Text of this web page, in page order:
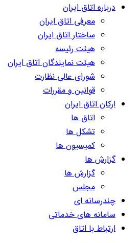
درباره اتاق ایران
معرفی اتاق ایران
ساختار اتاق ایران
هیئت رئیسه
هیئت نمایندگان اتاق ایران
شورای عالی نظارت
قوانین و مقررات
ارکان اتاق ایران
اتاق ها
تشکل ها
کمیسیون ها
گزارش ها
گزارش ها
مجلس
چندرسانه ای
سامانه های خدماتی
ارتباط با اتاق